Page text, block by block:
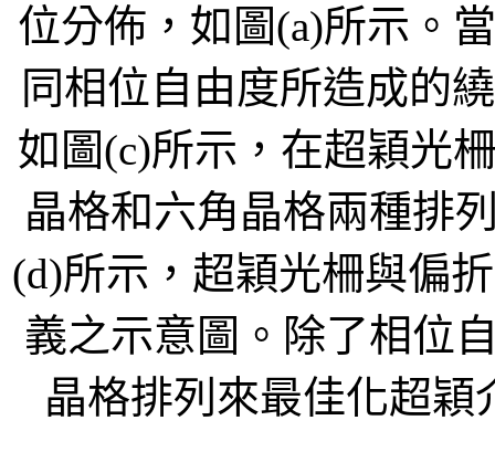
位分佈，如圖(a)所示。
同相位自由度所造成的
如圖(c)所示，在超穎光
晶格和六角晶格兩種排
(d)所示，超穎光柵與偏
義之示意圖。除了相位
晶格排列來最佳化超穎